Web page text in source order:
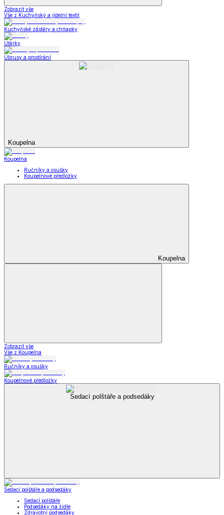
Zobrazit vše
Vše z Kuchyňský a jídelní textil
Kuchyňské zástěry a chňapky
Utěrky
Ubrusy a prostírání
Koupelna
Koupelna
Ručníky a osušky
Koupelnové předložky
Koupelna
Zobrazit vše
Vše z Koupelna
Ručníky a osušky
Koupelnové předložky
Sedací polštáře a podsedáky
Sedací polštáře a podsedáky
Sedací polštáře
Podsedáky na židle
Zdravotní podsedáky